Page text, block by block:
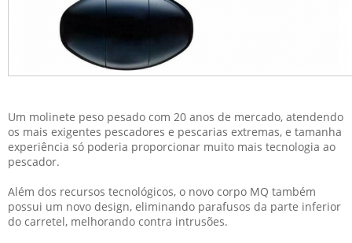
Um molinete peso pesado com 20 anos de mercado, atendendo
os mais exigentes pescadores e pescarias extremas, e tamanha
experiência só poderia proporcionar muito mais tecnologia ao
pescador.
Além dos recursos tecnológicos, o novo corpo MQ também
possui um novo design, eliminando parafusos da parte inferior
do carretel, melhorando contra intrusões.